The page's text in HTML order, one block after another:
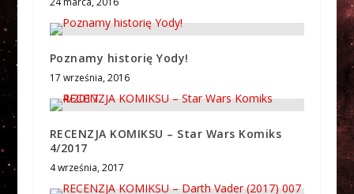
Poznamy historię Yody!
17 września, 2016
RECENZJA KOMIKSU – Star Wars Komiks
4/2017
4 września, 2017